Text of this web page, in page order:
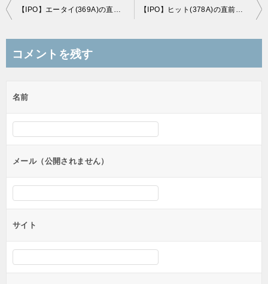
投
ビ
ー
シ
ン
【IPO】エータイ(369A)の直前初値予想(6/26上場) 【IPO】ヒット(378A)の直前初値予想(7/4上場)
コメントを残す
名前
メール（公開されません）
サイト